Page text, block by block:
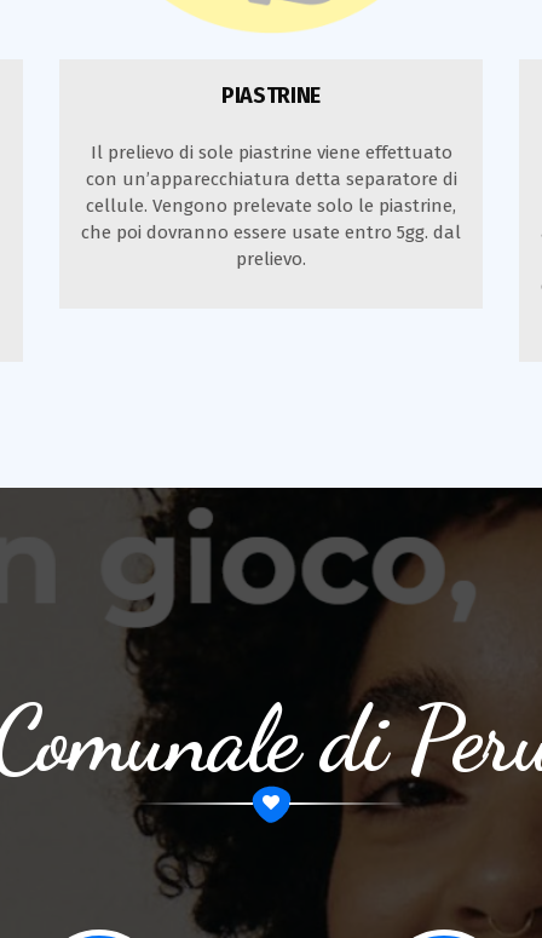
PIASTRINE
Il prelievo di sole piastrine viene effettuato
con un’apparecchiatura detta separatore di
cellule. Vengono prelevate solo le piastrine,
che poi dovranno essere usate entro 5gg. dal
prelievo.
di